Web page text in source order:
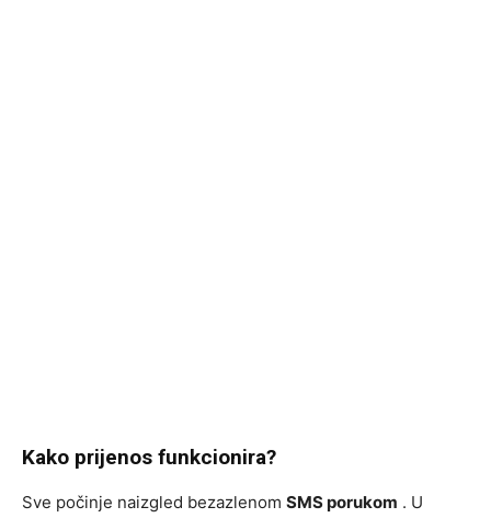
Kako prijenos funkcionira?
Sve počinje naizgled bezazlenom SMS porukom . U